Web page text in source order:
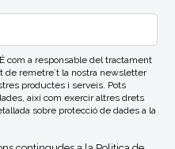
com a responsable del tractament
de remetre´t la nostra newsletter
productes i serveis. Pots
així com exercir altres drets
sobre protecció de dades a la